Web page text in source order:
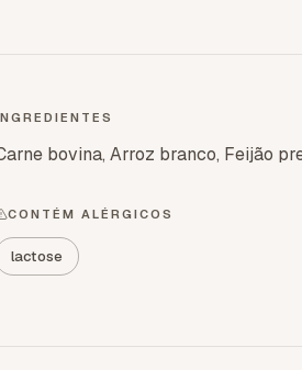
bovina, Arroz branco, Feijão
CONTÉM ALÉRGICOS
lactose